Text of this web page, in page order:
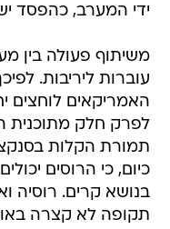
ידי המערב, כהפסד
משיתוף פעולה בין
עוברות ליריבות.
האמריקאים לוחצים
לפרק חלק מתוכנית
תמורת הקלות
כיום, כי הרוסים
בנושא קרים. רוסיה
תקופה לא קצרה